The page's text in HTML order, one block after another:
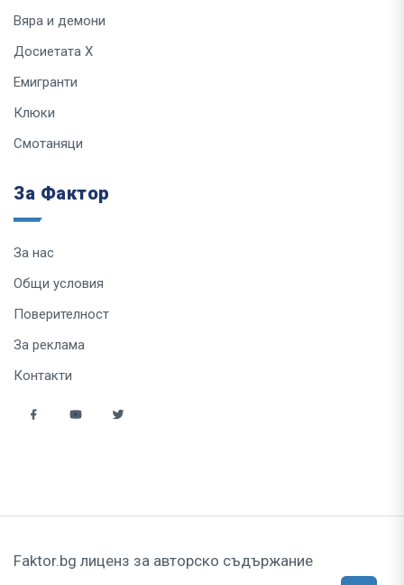
Вяра и демони
Досиетата Х
Емигранти
Клюки
Смотаняци
За Фактор
За нас
Общи условия
Поверителност
За реклама
Контакти
Faktor.bg лиценз за авторско съдържание